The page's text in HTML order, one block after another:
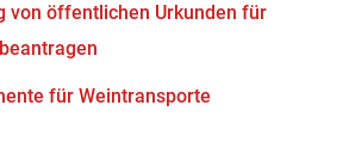
von öffentlichen Urkunden für
für Weintransporte